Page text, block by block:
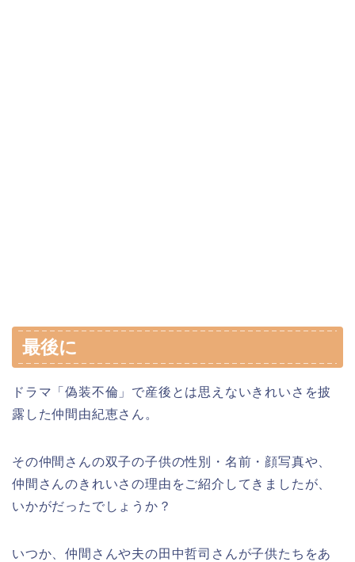
最後に
ドラマ「偽装不倫」で産後とは思えないきれいさを披
露した仲間由紀恵さん。
その仲間さんの双子の子供の性別・名前・顔写真や、
仲間さんのきれいさの理由をご紹介してきましたが、
いかがだったでしょうか？
いつか、仲間さんや夫の田中哲司さんが子供たちをあ